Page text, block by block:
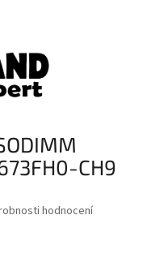
CH9
hodnocení